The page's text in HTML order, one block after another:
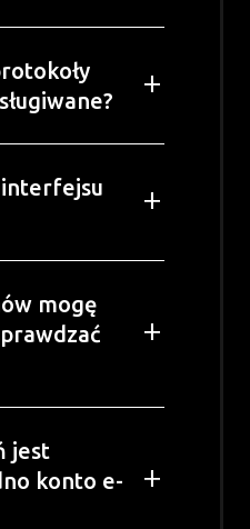
mogę
jest
konto e-